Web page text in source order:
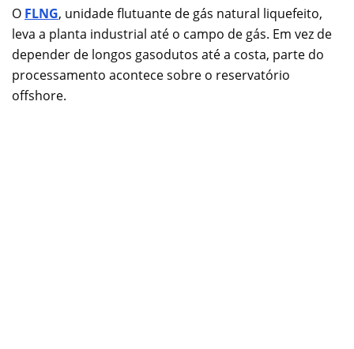
O FLNG, unidade flutuante de gás natural liquefeito,
leva a planta industrial até o campo de gás. Em vez de
depender de longos gasodutos até a costa, parte do
processamento acontece sobre o reservatório
offshore.